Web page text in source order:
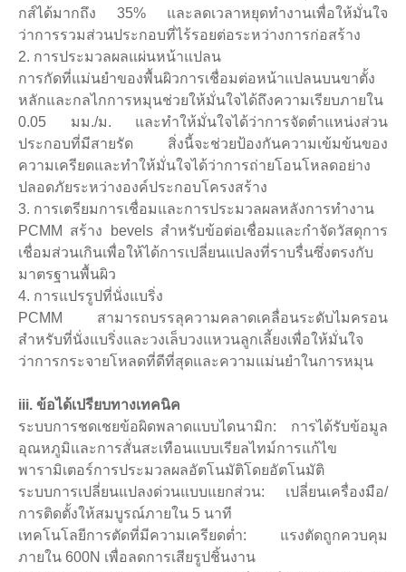
กส์ได้มากถึง 35% และลดเวลาหยุดทำงานเพื่อให้มั่นใจ
ว่าการรวมส่วนประกอบที่ไร้รอยต่อระหว่างการก่อสร้าง
2. การประมวลผลแผ่นหน้าแปลน
การกัดที่แม่นยำของพื้นผิวการเชื่อมต่อหน้าแปลนบนขาตั้ง
หลักและกลไกการหมุนช่วยให้มั่นใจได้ถึงความเรียบภายใน
0.05 มม./ม. และทำให้มั่นใจได้ว่าการจัดตำแหน่งส่วน
ประกอบที่มีสายรัด สิ่งนี้จะช่วยป้องกันความเข้มข้นของ
ความเครียดและทำให้มั่นใจได้ว่าการถ่ายโอนโหลดอย่าง
ปลอดภัยระหว่างองค์ประกอบโครงสร้าง
3. การเตรียมการเชื่อมและการประมวลผลหลังการทำงาน
PCMM สร้าง bevels สำหรับข้อต่อเชื่อมและกำจัดวัสดุการ
เชื่อมส่วนเกินเพื่อให้ได้การเปลี่ยนแปลงที่ราบรื่นซึ่งตรงกับ
มาตรฐานพื้นผิว
4. การแปรรูปที่นั่งแบริ่ง
PCMM สามารถบรรลุความคลาดเคลื่อนระดับไมครอน
สำหรับที่นั่งแบริ่งและวงเล็บวงแหวนลูกเลี้ยงเพื่อให้มั่นใจ
ว่าการกระจายโหลดที่ดีที่สุดและความแม่นยำในการหมุน
iii. ข้อได้เปรียบทางเทคนิค
ระบบการชดเชยข้อผิดพลาดแบบไดนามิก: การได้รับข้อมูล
อุณหภูมิและการสั่นสะเทือนแบบเรียลไทม์การแก้ไข
พารามิเตอร์การประมวลผลอัตโนมัติโดยอัตโนมัติ
ระบบการเปลี่ยนแปลงด่วนแบบแยกส่วน: เปลี่ยนเครื่องมือ/
การติดตั้งให้สมบูรณ์ภายใน 5 นาที
เทคโนโลยีการตัดที่มีความเครียดต่ำ: แรงตัดถูกควบคุม
ภายใน 600N เพื่อลดการเสียรูปชิ้นงาน